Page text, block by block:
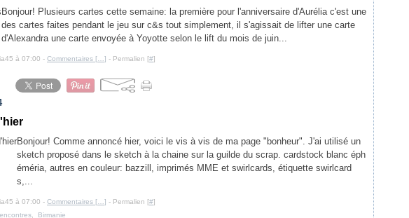
Bonjour! Plusieurs cartes cette semaine: la première pour l'anniversaire d'Aurélia c'est une
des cartes faites pendant le jeu sur c&s tout simplement, il s'agissait de lifter une carte
d'Alexandra une carte envoyée à Yoyotte selon le lift du mois de juin...
à 07:00 - Commentaires [ ] - Permalien [#]
Bonjour! Comme annoncé hier, voici le vis à vis de ma page "bonheur". J'ai utilisé un
sketch proposé dans le sketch à la chaine sur la guilde du scrap. cardstock blanc éph
éméria, autres en couleur: bazzill, imprimés MME et swirlcards, étiquette swirlcard
s,...
à 07:00 - Commentaires [ ] - Permalien [#]
Birmanie